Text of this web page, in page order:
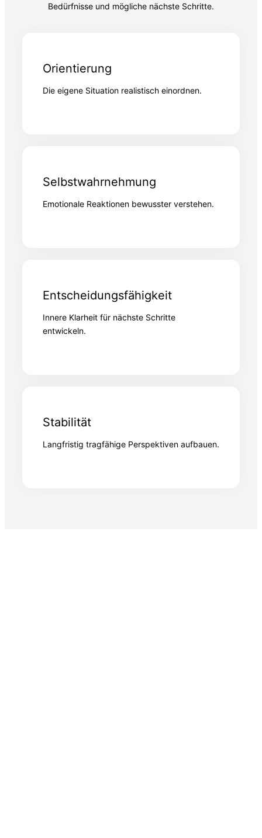
Bedürfnisse und mögliche nächste Schritte.
Orientierung
Die eigene Situation realistisch einordnen.
Selbstwahrnehmung
Emotionale Reaktionen bewusster verstehen.
Entscheidungsfähigkeit
Innere Klarheit für nächste Schritte
entwickeln.
Stabilität
Langfristig tragfähige Perspektiven aufbauen.